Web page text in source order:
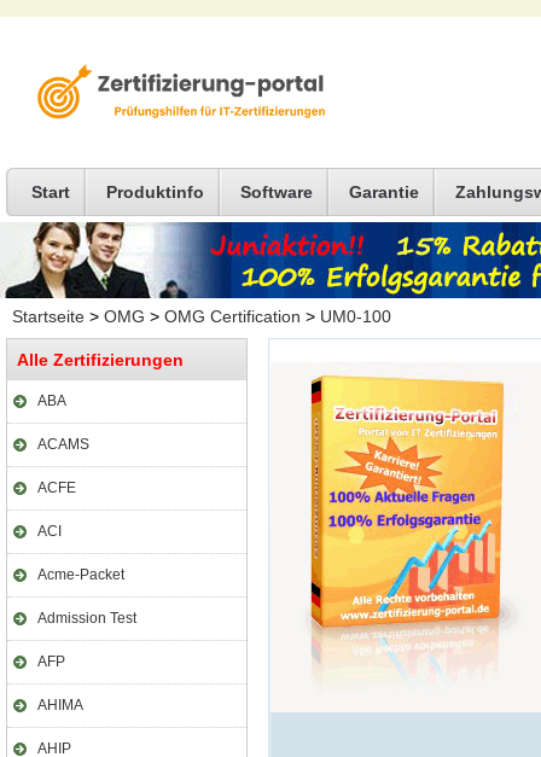
Start Produktinfo Software Garantie
Startseite > OMG > OMG Certification > UM0-100
Alle Zertifizierungen
ABA
ACAMS
ACFE
ACI
Acme-Packet
Admission Test
AFP
AHIMA
AHIP